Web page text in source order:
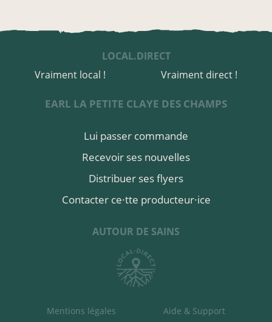
LOCAL.DIRECT
Vraiment local !
Vraiment direct !
EARL LA PETITE CLAYE DES CHAMPS
Lui passer commande
Recevoir ses nouvelles
Distribuer ses flyers
Contacter ce·tte producteur·ice
AUTOUR DE SAINS
Mentions légales Aide & Support